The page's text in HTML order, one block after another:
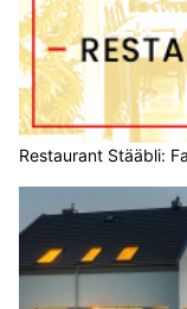
Restaurant Stääbli: